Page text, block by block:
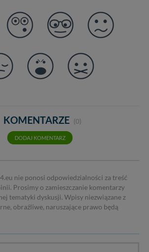
KOMENTARZE (0)
DODAJ KOMENTARZ
nie ponosi odpowiedzialności za treść
Prosimy o zamieszczanie komentarzy
tematyki dyskusji. Wpisy niezwiązane z
obraźliwe, naruszające prawo będą